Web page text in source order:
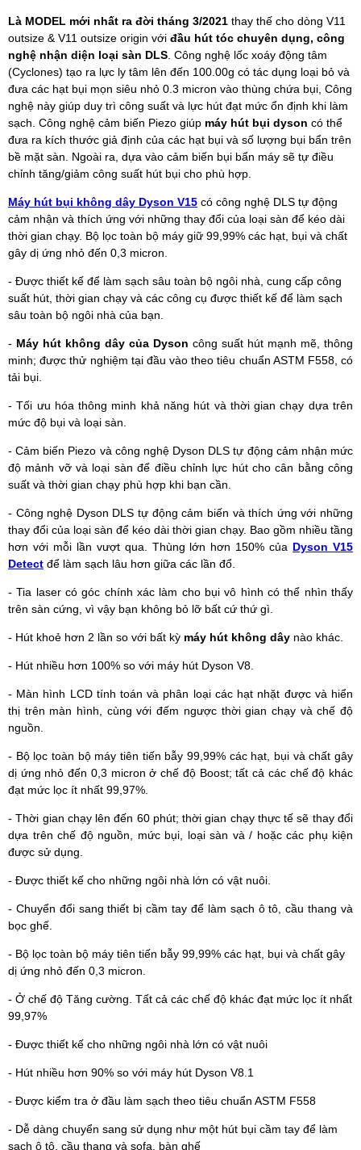
Là MODEL mới nhất ra đời tháng 3/2021 thay thế cho dòng V11
outsize & V11 outsize origin với đầu hút tóc chuyên dụng, công
nghệ nhận diện loại sàn DLS . Công nghệ lốc xoáy động tâm
(Cyclones) tạo ra lực ly tâm lên đến 100.00g có tác dụng loại bỏ và
đưa các hạt bụi mọn siêu nhỏ 0.3 micron vào thùng chứa bụi, Công
nghệ này giúp duy trì công suất và lực hút đạt mức ổn định khi làm
sạch. Công nghệ cảm biến Piezo giúp máy hút bụi dyson có thể
đưa ra kích thước giả định của các hạt bụi và số lượng bụi bẩn trên
bề mặt sàn. Ngoài ra, dựa vào cảm biến bụi bẩn máy sẽ tự điều
chỉnh tăng/giảm công suất hút bụi cho phù hợp.
Máy hút bụi không dây Dyson V15 có công nghệ DLS tự động
cảm nhận và thích ứng với những thay đổi của loại sàn để kéo dài
thời gian chạy. Bộ lọc toàn bộ máy giữ 99,99% các hạt, bụi và chất
gây dị ứng nhỏ đến 0,3 micron.
- Được thiết kế để làm sạch sâu toàn bộ ngôi nhà, cung cấp công
suất hút, thời gian chạy và các công cụ được thiết kế để làm sạch
sâu toàn bộ ngôi nhà của bạn.
- Máy hút không dây của Dyson công suất hút mạnh mẽ, thông
minh; được thử nghiệm tại đầu vào theo tiêu chuẩn ASTM F558, có
tải bụi.
- Tối ưu hóa thông minh khả năng hút và thời gian chạy dựa trên
mức độ bụi và loại sàn.
- Cảm biến Piezo và công nghệ Dyson DLS tự động cảm nhận mức
độ mảnh vỡ và loại sàn để điều chỉnh lực hút cho cân bằng công
suất và thời gian chạy phù hợp khi bạn cần.
- Công nghệ Dyson DLS tự động cảm biến và thích ứng với những
thay đổi của loại sàn để kéo dài thời gian chạy. Bao gồm nhiều tầng
hơn với mỗi lần vượt qua. Thùng lớn hơn 150% của Dyson V15
Detect để làm sạch lâu hơn giữa các lần đổ.
- Tia laser có góc chính xác làm cho bụi vô hình có thể nhìn thấy
trên sàn cứng, vì vậy bạn không bỏ lỡ bất cứ thứ gì.
- Hút khoẻ hơn 2 lần so với bất kỳ máy hút không dây nào khác.
- Hút nhiều hơn 100% so với máy hút Dyson V8.
- Màn hình LCD tính toán và phân loại các hạt nhặt được và hiển
thị trên màn hình, cùng với đếm ngược thời gian chạy và chế độ
nguồn.
- Bộ lọc toàn bộ máy tiên tiến bẫy 99,99% các hạt, bụi và chất gây
dị ứng nhỏ đến 0,3 micron ở chế độ Boost; tất cả các chế độ khác
đạt mức lọc ít nhất 99,97%.
- Thời gian chạy lên đến 60 phút; thời gian chạy thực tế sẽ thay đổi
dựa trên chế độ nguồn, mức bụi, loại sàn và / hoặc các phụ kiện
được sử dụng.
- Được thiết kế cho những ngôi nhà lớn có vật nuôi.
- Chuyển đổi sang thiết bị cầm tay để làm sạch ô tô, cầu thang và
bọc ghế.
- Bộ lọc toàn bộ máy tiên tiến bẫy 99,99% các hạt, bụi và chất gây
dị ứng nhỏ đến 0,3 micron.
- Ở chế độ Tăng cường. Tất cả các chế độ khác đạt mức lọc ít nhất
99,97%
- Được thiết kế cho những ngôi nhà lớn có vật nuôi
- Hút nhiều hơn 90% so với máy hút Dyson V8.1
- Được kiểm tra ở đầu làm sạch theo tiêu chuẩn ASTM F558
- Dễ dàng chuyển sang sử dụng như một hút bụi cầm tay để làm
sạch ô tô, cầu thang và sofa, bàn ghế